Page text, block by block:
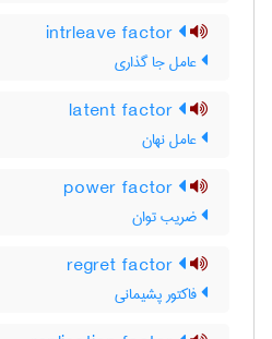
عامل جا گذاری
عامل نهان
ضریب توان
فاکتور پشیمانی